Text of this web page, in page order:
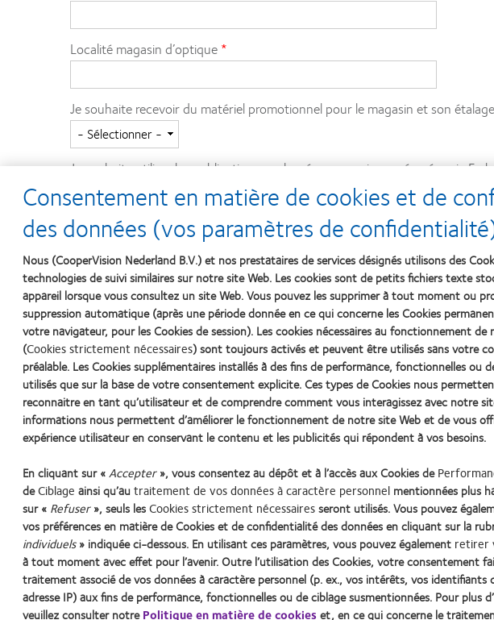
Localité magasin d’optique
Je souhaite recevoir du matériel promotionnel pour le magasin et son étalage
Je souhaite utiliser les publications sur les réseaux sociaux préparées via
Nom de votre Business Development Manager
Remarques éventuelles
En cochant cette case, je déclare avoir lu et compris la politique de
https://coopervision.be/fr/politique-de-confidentialite
Oui, je consens à recevoir par e-mail des informations et des bulletins
Learn
more
about
Récompense
Silmo
d’Or
du
Learn
more
about
Contact
Lens
Product
of
Learn
more
about
2012
&
2010
Best
Learn
more
about
2011
Best
Factory
Awards
Learn
more
about
ODMA
2011
(2011)
Learn
more
about
2012
REBRAND
100®
Global
Practitioner Home Contact Conditions d'utilisation Cookies Politique de confidentialité
Consentement en matière de cookies et de
des données (vos paramètres de
Nous (CooperVision Nederland B.V.) et nos prestataires de services désignés utilisons des
technologies de suivi similaires sur notre site Web. Les cookies sont de petits fichiers texte
appareil lorsque vous consultez un site Web. Vous pouvez les supprimer à tout moment ou
suppression automatique (après une période donnée en ce qui concerne les Cookies
votre navigateur, pour les Cookies de session). Les cookies nécessaires au fonctionnement de
(Cookies strictement nécessaires) sont toujours activés et peuvent être utilisés sans votre
préalable. Les Cookies supplémentaires installés à des fins de performance, fonctionnelles ou
utilisés que sur la base de votre consentement explicite. Ces types de Cookies nous
reconnaitre en tant qu’utilisateur et de comprendre comment vous interagissez avec notre
informations nous permettent d’améliorer le fonctionnement de notre site Web et de vous
expérience utilisateur en conservant le contenu et les publicités qui répondent à vos besoins.
En cliquant sur «Accepter», vous consentez au dépôt et à l’accès aux Cookies de
deCiblage ainsi qu’autraitement de vos données à caractère personnel mentionnées plus
sur « Refuser», seuls lesCookies strictement nécessairesseront utilisés. Vous pouvez
vos préférences en matière de Cookies et de confidentialité des données en cliquant sur la
individuels» indiquée ci-dessous. En utilisant ces paramètres, vous pouvez également retirer
à tout moment avec effet pour l’avenir. Outre l’utilisation des Cookies, votre consentement
traitement associé de vos données à caractère personnel (p. ex., vos intérêts, vos identifiants
adresse IP) aux fins de performance, fonctionnelles ou de ciblage susmentionnées. Pour plus
veuillez consulter notrePolitique en matière de cookieset, en ce qui concerne le